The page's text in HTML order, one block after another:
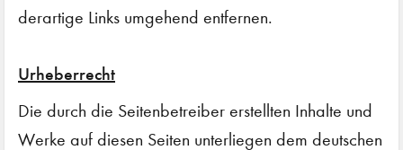
derartige Links umgehend entfernen.
Urheberrecht
Die durch die Seitenbetreiber erstellten Inhalte und
Werke auf diesen Seiten unterliegen dem deutschen